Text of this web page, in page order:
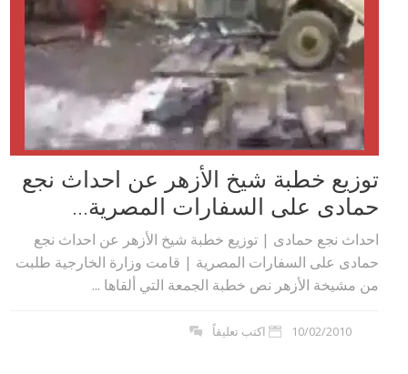
توزيع خطبة شيخ الأزهر عن احداث نجع
حمادى على السفارات المصرية...
احداث نجع حمادى | توزيع خطبة شيخ الأزهر عن احداث نجع
حمادى على السفارات المصرية | قامت وزارة الخارجية طلبت
من مشيخة الأزهر نص خطبة الجمعة التي ألقاها ...
10/02/2010 اكتب تعليقاً